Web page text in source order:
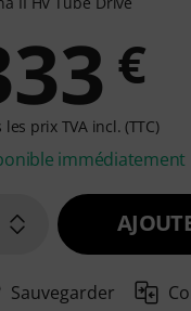
€
les prix TVA incl. (TTC)
immédiatement
Sauvegarder